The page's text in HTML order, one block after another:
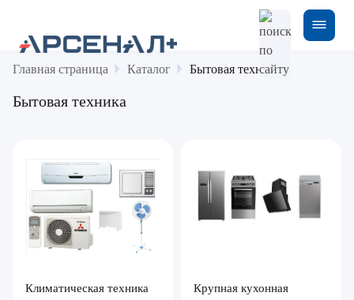
Главная страница Каталог Бытовая техника
Бытовая техника
Климатическая техника
Крупная кухонная